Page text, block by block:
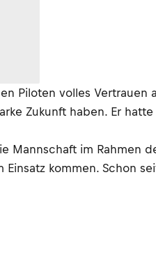
Piloten volles
Zukunft haben. Er
Mannschaft im Rahmen
Einsatz kommen. Schon